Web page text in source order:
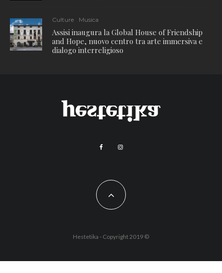
Culture Musica
Assisi inaugura la Global House of Friendship
and Hope, nuovo centro tra arte immersiva e
dialogo interreligioso
Hestetika - Copyright 2019 ©